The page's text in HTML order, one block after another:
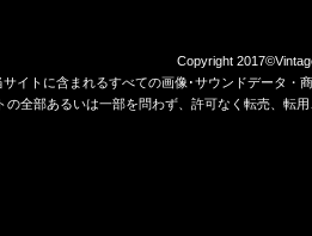
Copyright
サイトに含まれるすべての画像･サウンドデータ・
の全部あるいは一部を問わず、許可なく転売、転